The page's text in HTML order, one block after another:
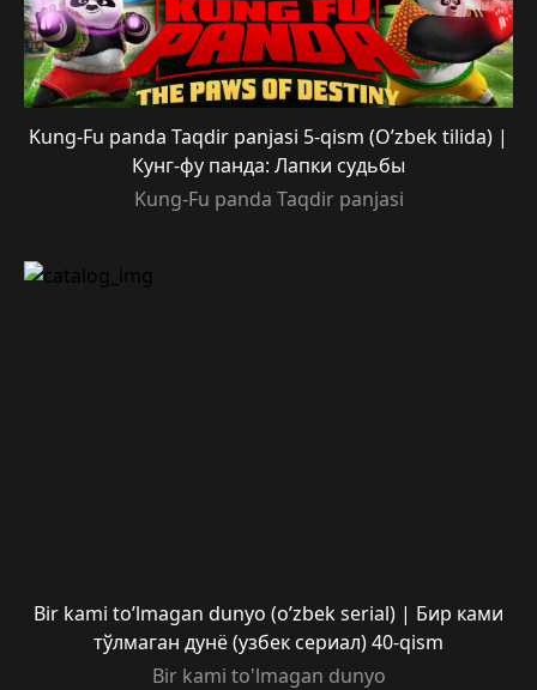
Kung-Fu panda Taqdir panjasi 5-qism (O’zbek tilida) |
Кунг-фу панда: Лапки судьбы
Kung-Fu panda Taqdir panjasi
Bir kami to’lmagan dunyo (o’zbek serial) | Бир ками
тўлмаган дунё (узбек сериал) 40-qism
Bir kami to'lmagan dunyo